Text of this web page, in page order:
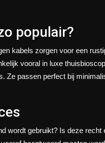
populair?
kabels zorgen voor een
vooral in luxe
Ze passen perfect bij
wordt gebruikt? Is deze recht